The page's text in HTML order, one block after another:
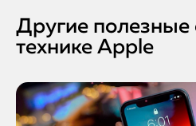
Другие полезные
технике Apple